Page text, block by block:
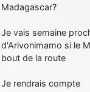
jericho: Merci
d9pouces: Joyeux
d9pouces: mais tu
Madagascar?
Je vais semaine
d'Arivonimamo si le
bout de la route
Je rendrais compte